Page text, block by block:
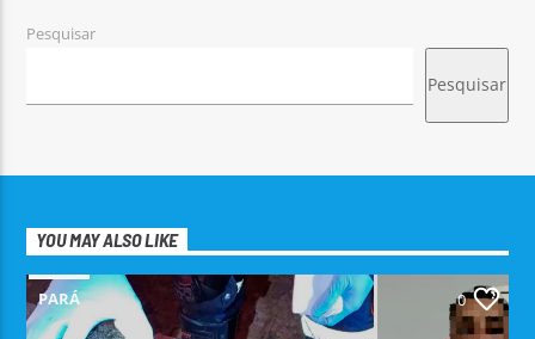
Pesquisar
Pesquisar
YOU MAY ALSO LIKE
PARÁ 0